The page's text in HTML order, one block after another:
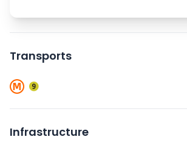
Transports
Infrastructure